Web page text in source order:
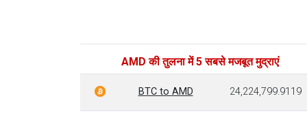
AMD की तुलना में 5 सबसे मजबूत मुद्राएं
BTC to AMD 24,224,799.9119